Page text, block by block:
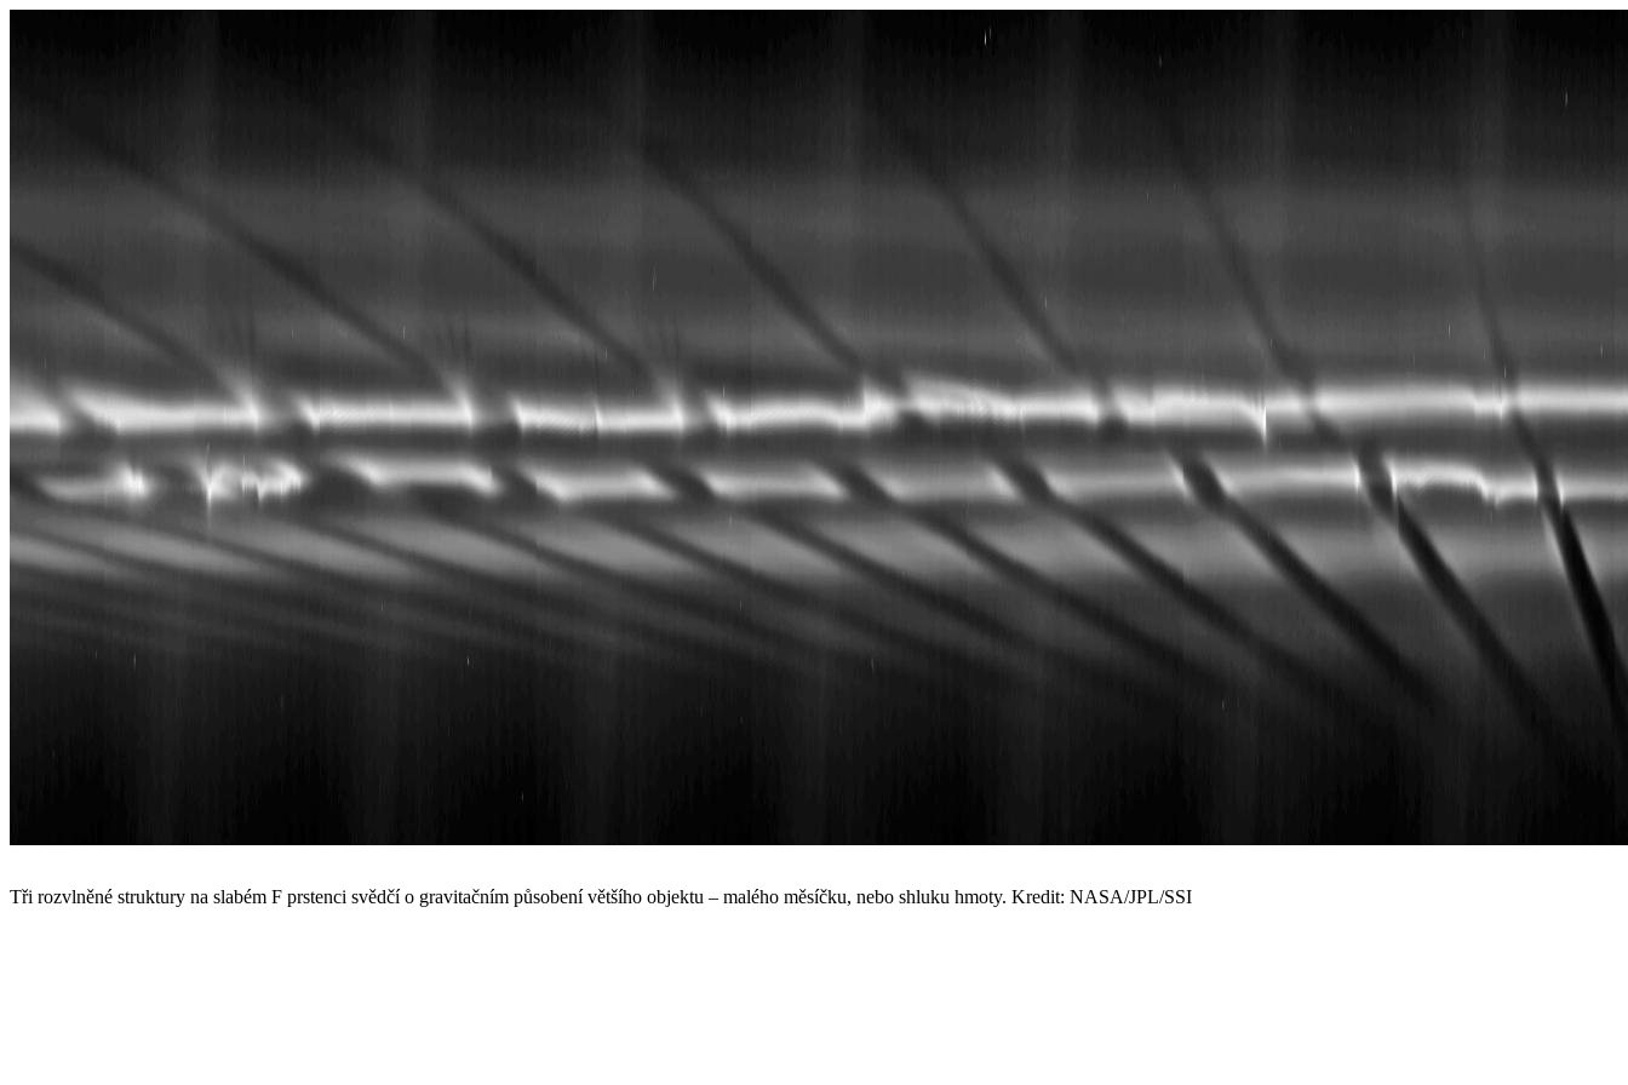
Tři rozvlněné struktury na slabém F prstenci svědčí o gravitačním působení většího objektu – malého měsíčku, nebo shluku hmoty. Kredit: NASA/JPL/SSI